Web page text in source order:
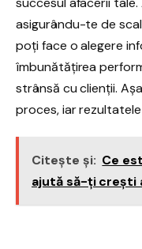
asigurându-te de
poți face o alegere
îmbunătățirea
strânsă cu clienții.
proces, iar
Citește și: Ce
ajută să-ți crești